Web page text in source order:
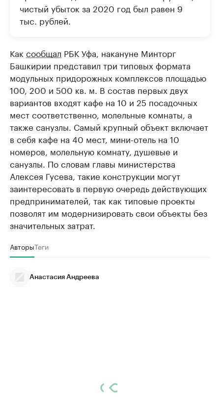
чистый убыток за 2020 год был равен 9
тыс. рублей.
Как сообщал РБК Уфа, накануне Минторг
Башкирии представил три типовых формата
модульных придорожных комплексов площадью
100, 200 и 500 кв. м. В состав первых двух
вариантов входят кафе на 10 и 25 посадочных
мест соответственно, молельные комнаты, а
также санузлы. Самый крупный объект включает
в себя кафе на 40 мест, мини-отель на 10
номеров, молельную комнату, душевые и
санузлы. По словам главы министерства
Алексея Гусева, такие конструкции могут
заинтересовать в первую очередь действующих
предпринимателей, так как типовые проекты
позволят им модернизировать свои объекты без
значительных затрат.
АвторыТеги
Анастасия Андреева